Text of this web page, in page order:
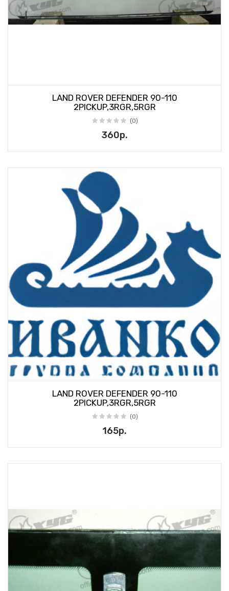
LAND ROVER DEFENDER 90-110
2PICKUP,3RGR,5RGR
(0)
360р.
LAND ROVER DEFENDER 90-110
2PICKUP,3RGR,5RGR
(0)
165р.